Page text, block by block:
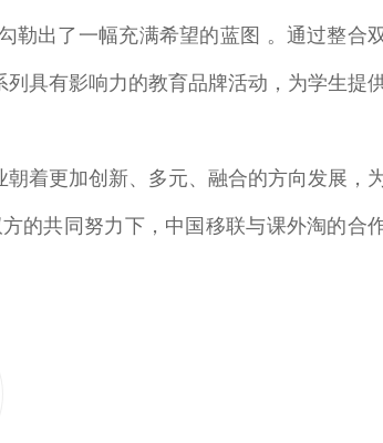
勒出了一幅充满希望的蓝图 。通过整合
具有影响力的教育品牌活动，为学生提
着更加创新、多元、融合的方向发展，
的共同努力下，中国移联与课外淘的合